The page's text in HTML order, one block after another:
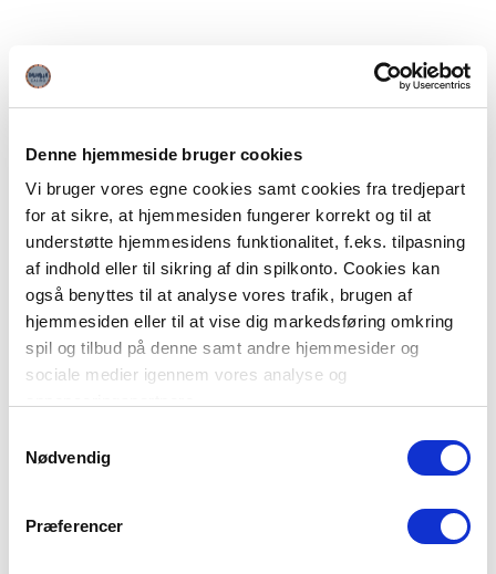
Denne hjemmeside bruger cookies
Vi bruger vores egne cookies samt cookies fra tredjepart
for at sikre, at hjemmesiden fungerer korrekt og til at
understøtte hjemmesidens funktionalitet, f.eks. tilpasning
af indhold eller til sikring af din spilkonto. Cookies kan
også benyttes til at analyse vores trafik, brugen af
hjemmesiden eller til at vise dig markedsføring omkring
spil og tilbud på denne samt andre hjemmesider og
sociale medier igennem vores analyse og
Du kan læse mere om vores brug af cookies under
"Detaljer" eller ved at klikke videre til vores Cookiepolitik,
Nødvendig
Præferencer